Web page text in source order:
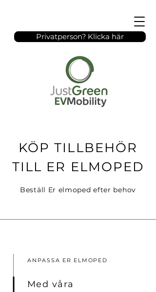
Privatperson? Klicka här
KÖP TILLBEHÖR
TILL ER ELMOPED
Beställ Er elmoped efter behov
ANPASSA ER ELMOPED
Med våra